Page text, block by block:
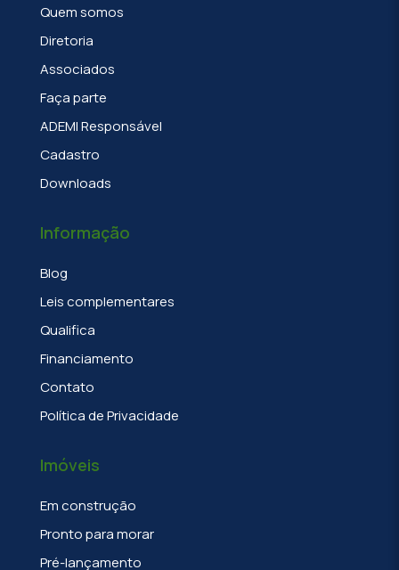
Quem somos
Diretoria
Associados
Faça parte
ADEMI Responsável
Cadastro
Downloads
Informação
Blog
Leis complementares
Qualifica
Financiamento
Contato
Política de Privacidade
Imóveis
Em construção
Pronto para morar
Pré-lançamento